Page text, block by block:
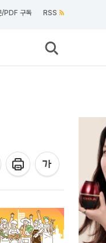
/PDF 구독 RSS